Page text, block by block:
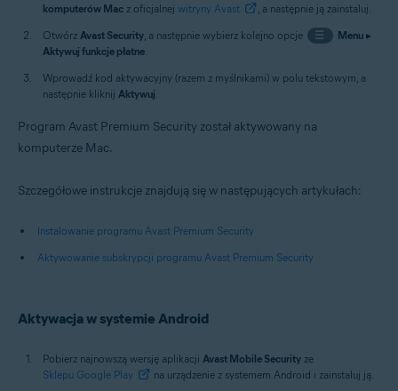
komputerów Mac z oficjalnej witryny Avast
, a następnie ją zainstaluj.
Otwórz Avast Security, a następnie wybierz kolejno opcje ☰ Menu▸
Aktywuj funkcje płatne.
Wprowadź kod aktywacyjny (razem z myślnikami) w polu tekstowym, a
następnie kliknij Aktywuj.
Program Avast Premium Security został aktywowany na
komputerze Mac.
Szczegółowe instrukcje znajdują się w następujących artykułach:
Instalowanie programu Avast Premium Security
Aktywowanie subskrypcji programu Avast Premium Security
Aktywacja w systemie Android
Pobierz najnowszą wersję aplikacji Avast Mobile Security ze
Sklepu Google Play
na urządzenie z systemem Android i zainstaluj ją.